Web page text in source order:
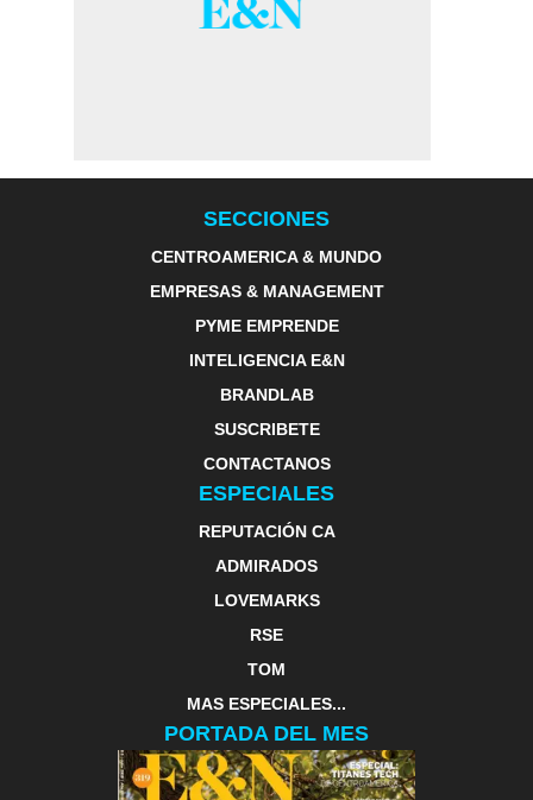
SECCIONES
CENTROAMERICA & MUNDO
EMPRESAS & MANAGEMENT
PYME EMPRENDE
INTELIGENCIA E&N
BRANDLAB
SUSCRIBETE
CONTACTANOS
ESPECIALES
REPUTACIÓN CA
ADMIRADOS
LOVEMARKS
RSE
TOM
MAS ESPECIALES...
PORTADA DEL MES